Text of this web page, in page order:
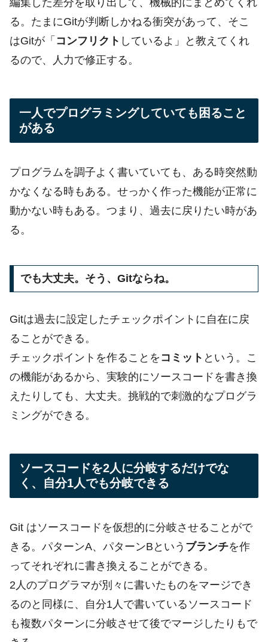
編集した差分を取り出して、機械的にまとめてくれ
る。たまにGitが判断しかねる衝突があって、そこ
はGitが「 コンフリクト しているよ」と教えてくれ
るので、人力で修正する。
一人でプログラミングしていても困ること
がある
プログラムを調子よく書いていても、ある時突然動
かなくなる時もある。せっかく作った機能が正常に
動かない時もある。つまり、過去に戻りたい時があ
る。
でも大丈夫。そう、Gitならね。
Gitは過去に設定したチェックポイントに自在に戻
ることができる。
チェックポイントを作ることを コミット という。こ
の機能があるから、実験的にソースコードを書き換
えたりしても、大丈夫。挑戦的で刺激的なプログラ
ミングができる。
ソースコードを2人に分岐するだけでな
く、自分1人でも分岐できる
Git はソースコードを仮想的に分岐させることがで
きる。パターンA、パターンBという ブランチを作
ってそれぞれに書き換えることができる。
2人のプログラマが別々に書いたものをマージでき
るのと同様に、自分1人で書いているソースコード
も複数パターンに分岐させて後でマージしたりもで